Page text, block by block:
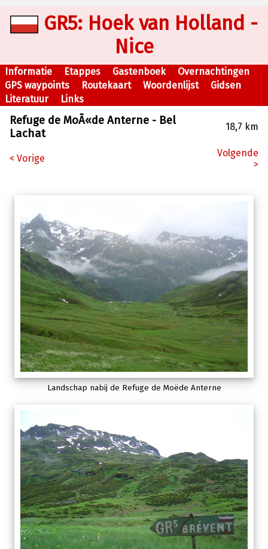
GR5: Hoek van Holland -
Nice
Informatie Etappes Gastenboek
Overnachtingen
GPS waypoints
Routekaart Woordenlijst
Gidsen
Literatuur
Links
Refuge de MoÃ«de Anterne - Bel
Lachat
18,7 km
< Vorige
Volgende
>
Landschap nabij de Refuge de Moëde Anterne